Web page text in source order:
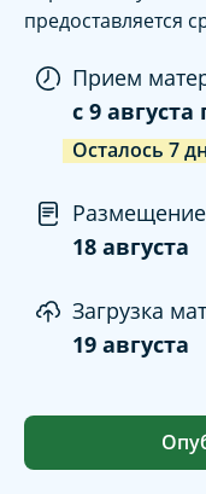
предоставляется
Прием
c 9 августа
Осталось 7
18 августа
Загрузка
19 августа